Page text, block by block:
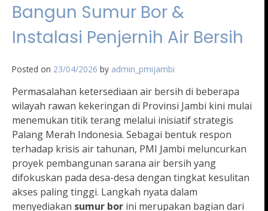
Bangun Sumur Bor &
Instalasi Penjernih Air Bersih
Posted on 23/04/2026 by admin_pmijambi
Permasalahan ketersediaan air bersih di beberapa
wilayah rawan kekeringan di Provinsi Jambi kini mulai
menemukan titik terang melalui inisiatif strategis
Palang Merah Indonesia. Sebagai bentuk respon
terhadap krisis air tahunan, PMI Jambi meluncurkan
proyek pembangunan sarana air bersih yang
difokuskan pada desa-desa dengan tingkat kesulitan
akses paling tinggi. Langkah nyata dalam
menyediakan sumur bor ini merupakan bagian dari